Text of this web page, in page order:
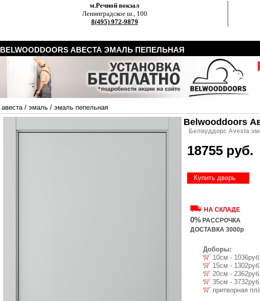
м.Речной вокзал
Ленинградское ш., 100
8(495) 972-9879
BELWOODDOORS АВЕСТА ЭМАЛЬ ПЕПЕЛЬНАЯ
авеста/ эмаль / эмаль пепельная
Belwooddoors
Белвуддорс Avesta
18755 руб.
Купить дверь
НА СКЛАДЕ
0% РАССРОЧКА
ДОСТАВКА 3000р
Доборы:
10см - 1036руб.
15см - 1302руб.
20см - 2362руб.
35см - 3732руб.
притворная